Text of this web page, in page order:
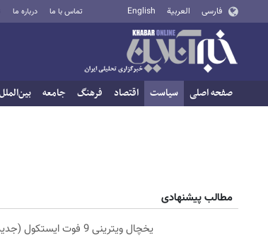
فارسی العربية English تماس با ما درباره ما
صفحه اصلی سیاست اقتصاد فرهنگ جامعه بین‌الملل
مطالب پیشنهادی
یخچال ویترینی 9 فوت ایستکول (جدید)